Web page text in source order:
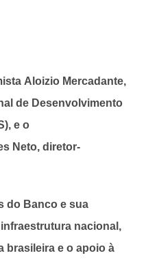
Aloizio Mercadante,
de Desenvolvimento
e o
Neto, diretor-
do Banco e sua
nacional,
brasileira e o apoio à